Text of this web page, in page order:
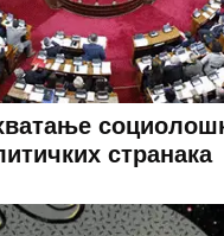
странака